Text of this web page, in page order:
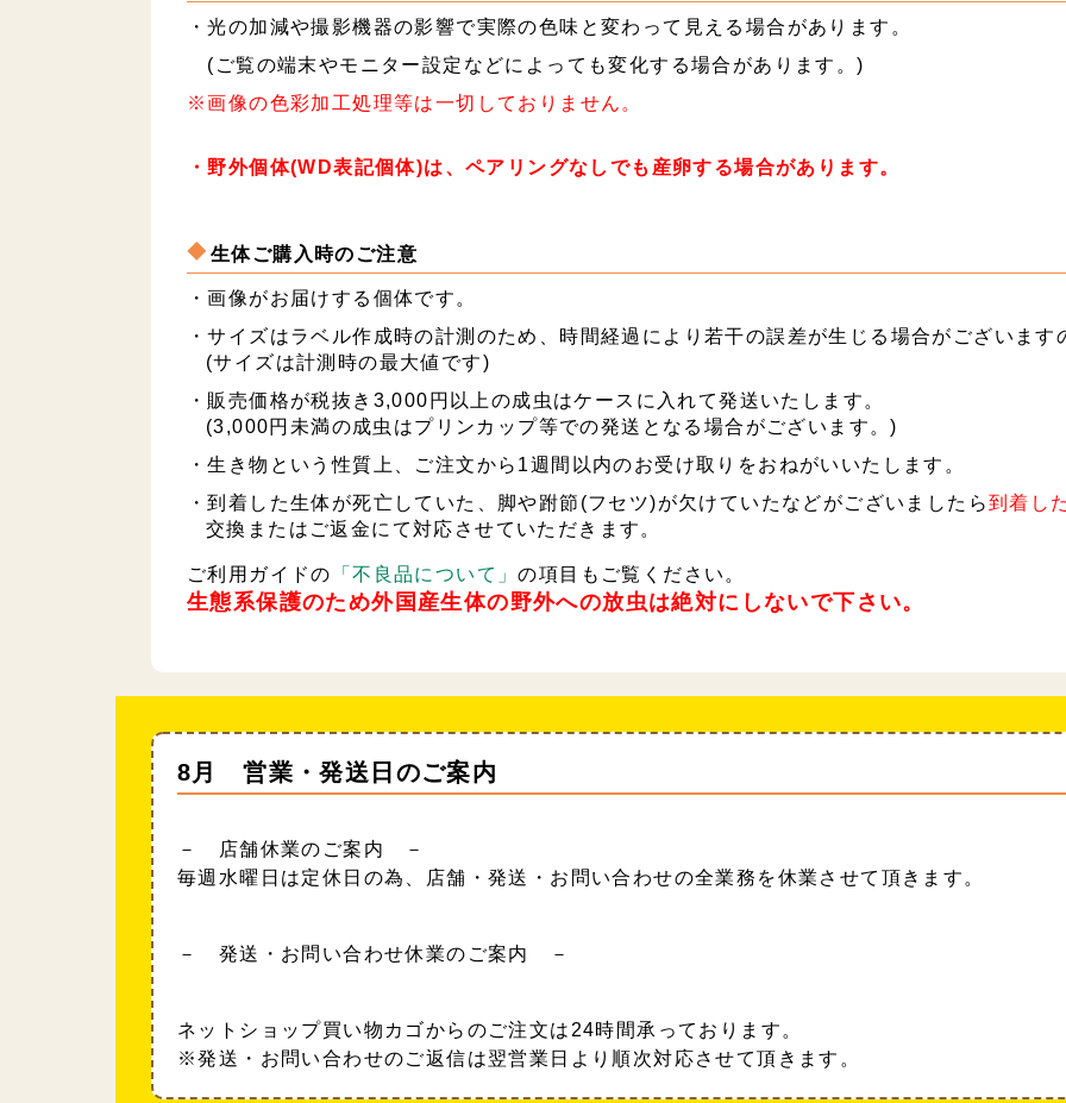
・光の加減や撮影機器の影響で実際の色味と変わって見える場合があります。
(ご覧の端末やモニター設定などによっても変化する場合があります。)
※画像の色彩加工処理等は一切しておりません。
・野外個体(WD表記個体)は、ペアリングなしでも産卵する場合があります。
生体ご購入時のご注意
・画像がお届けする個体です。
・サイズはラベル作成時の計測のため、時間経過により若干の誤差が生じる場合がございます
(サイズは計測時の最大値です)
・販売価格が税抜き3,000円以上の成虫はケースに入れて発送いたします。
(3,000円未満の成虫はプリンカップ等での発送となる場合がございます。)
・生き物という性質上、ご注文から1週間以内のお受け取りをおねがいいたします。
・到着した生体が死亡していた、脚や跗節(フセツ)が欠けていたなどがございましたら到着し
交換またはご返金にて対応させていただきます。
ご利用ガイドの 「不良品について」の項目もご覧ください。
生態系保護のため外国産生体の野外への放虫は絶対にしないで下さい。
8月 営業・発送日のご案内
－ 店舗休業のご案内 －
毎週水曜日は定休日の為、店舗・発送・お問い合わせの全業務を休業させて頂きます。
－ 発送・お問い合わせ休業のご案内 －
ネットショップ買い物カゴからのご注文は24時間承っております。
※発送・お問い合わせのご返信は翌営業日より順次対応させて頂きます。